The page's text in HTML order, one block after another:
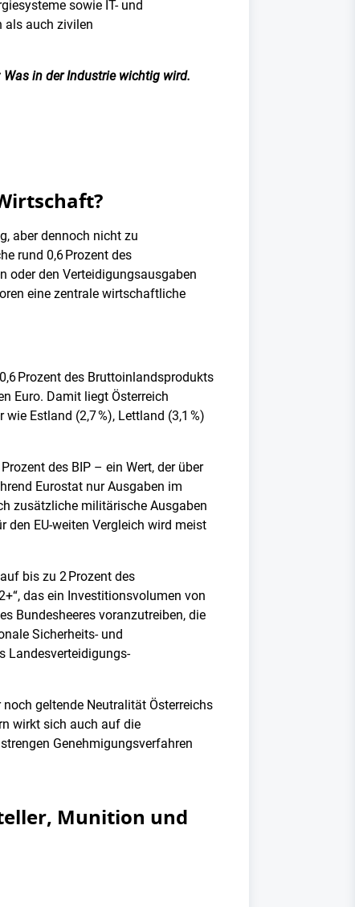
sowie IT- und
als auch zivilen
in der Industrie wichtig wird.
aber dennoch nicht zu
rund 0,6 Prozent des
oder den Verteidigungsausgaben
eine zentrale wirtschaftliche
Prozent des Bruttoinlandsprodukts
Euro. Damit liegt Österreich
Estland (2,7 %), Lettland (3,1 %)
des BIP – ein Wert, der über
Eurostat nur Ausgaben im
zusätzliche militärische Ausgaben
EU-weiten Vergleich wird meist
bis zu 2 Prozent des
das ein Investitionsvolumen von
Bundesheeres voranzutreiben, die
Sicherheits- und
Landesverteidigungs-
geltende Neutralität Österreichs
wirkt sich auch auf die
Genehmigungsverfahren
Munition und